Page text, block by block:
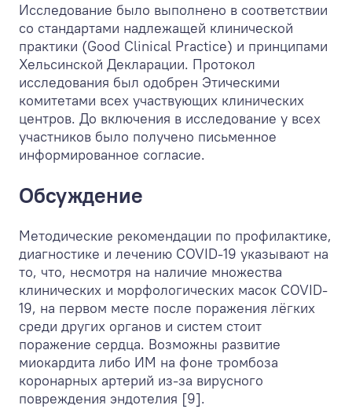
Исследование было выполнено в соответствии
со стандартами надлежащей клинической
практики (Good Clinical Practice) и принципами
Хельсинской Декларации. Протокол
исследования был одобрен Этическими
комитетами всех участвующих клинических
центров. До включения в исследование у всех
участников было получено письменное
информированное согласие.
Обсуждение
Методические рекомендации по профилактике,
диагностике и лечению COVID-19 указывают на
то, что, несмотря на наличие множества
клинических и морфологических масок COVID-
19, на первом месте после поражения лёгких
среди других органов и систем стоит
поражение сердца. Возможны развитие
миокардита либо ИМ на фоне тромбоза
коронарных артерий из-за вирусного
повреждения эндотелия [9].